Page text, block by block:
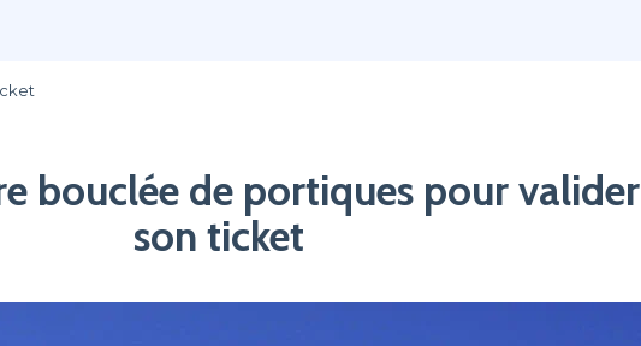
bouclée de portiques pour valider
son ticket